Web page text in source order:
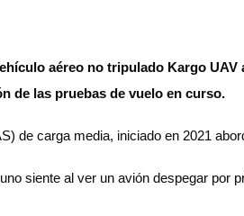
aéreo no tripulado Kargo
de las pruebas de vuelo en curso.
de carga media, iniciado en 2021
siente al ver un avión despegar